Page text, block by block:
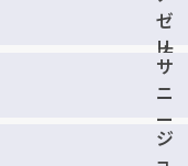
店
津
店
ゼ
リ
ア
ガ
ー
デ
サ
ニ
ー
み
ジ